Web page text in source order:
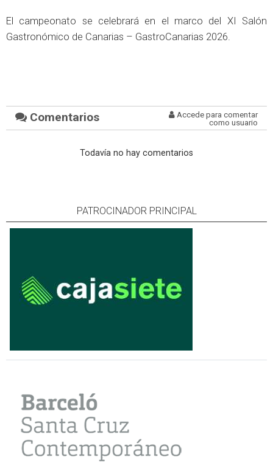
El campeonato se celebrará en el marco del XI Salón
Gastronómico de Canarias – GastroCanarias 2026.
Comentarios
Accede para comentar
como usuario
Todavía no hay comentarios
PATROCINADOR PRINCIPAL